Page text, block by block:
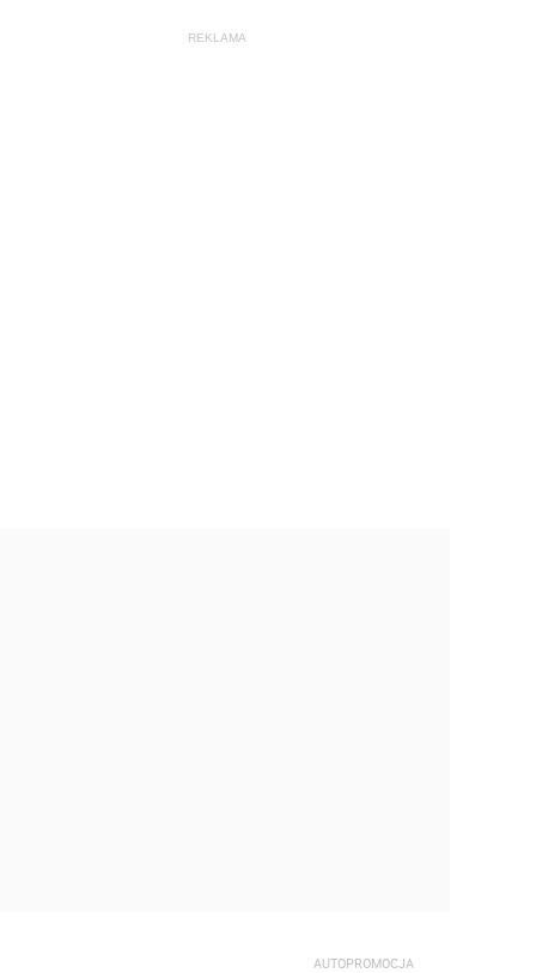
AUTOPROMOCJA